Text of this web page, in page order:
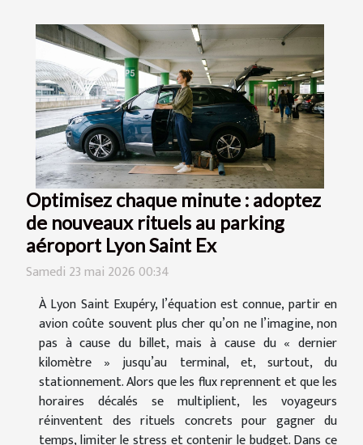
Optimisez chaque minute : adoptez
de nouveaux rituels au parking
aéroport Lyon Saint Ex
Samedi 23 mai 2026 00:34
À Lyon Saint Exupéry, l’équation est connue, partir en
avion coûte souvent plus cher qu’on ne l’imagine, non
pas à cause du billet, mais à cause du « dernier
kilomètre » jusqu’au terminal, et, surtout, du
stationnement. Alors que les flux reprennent et que les
horaires décalés se multiplient, les voyageurs
réinventent des rituels concrets pour gagner du